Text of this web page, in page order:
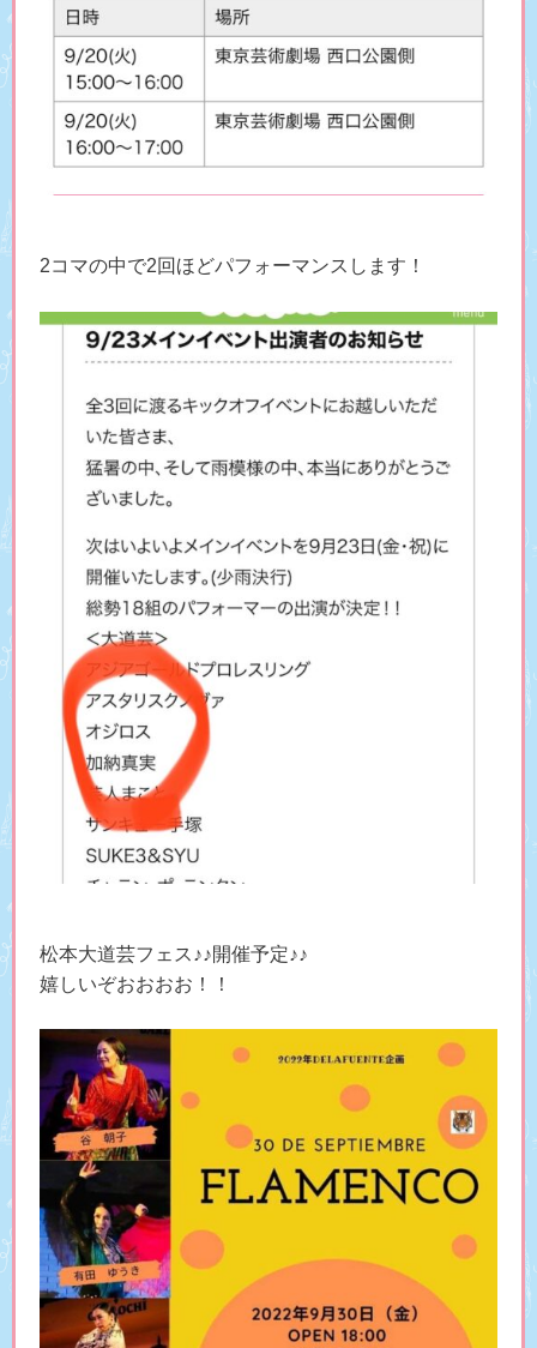
2コマの中で2回ほどパフォーマンスします！
松本大道芸フェス♪♪開催予定♪♪
嬉しいぞおおおお！！